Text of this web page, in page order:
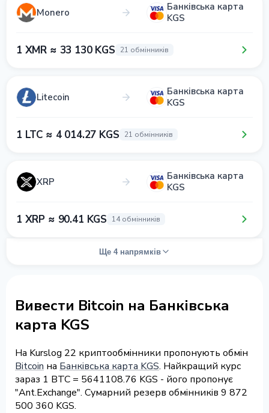
Monero
Банківська карта
KGS
1 XMR ≈ 33 130 KGS 21 обмінників
Litecoin
Банківська карта
KGS
1 LTC ≈ 4 014.27 KGS 21 обмінників
XRP
Банківська карта
KGS
1 XRP ≈ 90.41 KGS 14 обмінників
Ще 4 напрямків
Вивести Bitcoin на Банківська
карта KGS
На Kurslog 22 криптообмінники пропонують обмін
Bitcoin на Банківська карта KGS. Найкращий курс
зараз 1 BTC = 5641108.76 KGS - його пропонує
"Ant.Exchange". Сумарний резерв обмінників 9 872
500 360 KGS.